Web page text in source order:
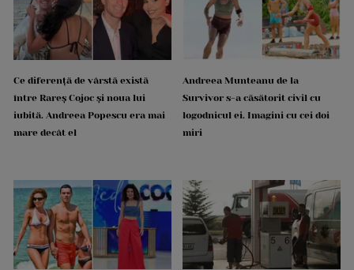
Ce diferență de vârstă există
între Rareș Cojoc și noua lui
iubită. Andreea Popescu era mai
mare decât el
Andreea Munteanu de la
Survivor s-a căsătorit civil cu
logodnicul ei. Imagini cu cei doi
miri